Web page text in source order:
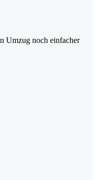
Umzug noch einfacher